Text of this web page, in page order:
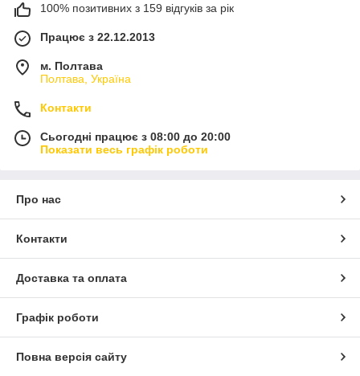
100% позитивних з 159 відгуків за рік
Працює з 22.12.2013
м. Полтава
Полтава, Україна
Контакти
Сьогодні працює з 08:00 до 20:00
Показати весь графік роботи
Про нас
Контакти
Доставка та оплата
Графік роботи
Повна версія сайту